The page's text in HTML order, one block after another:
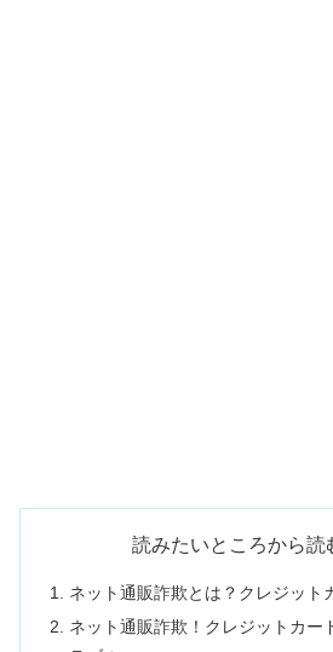
読みたいところから読
ネット通販詐欺とは？クレジット
ネット通販詐欺！クレジットカー